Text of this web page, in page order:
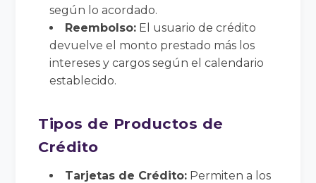
según lo acordado.
Reembolso: El usuario de crédito
devuelve el monto prestado más los
intereses y cargos según el calendario
establecido.
Tipos de Productos de
Crédito
Tarjetas de Crédito: Permiten a los